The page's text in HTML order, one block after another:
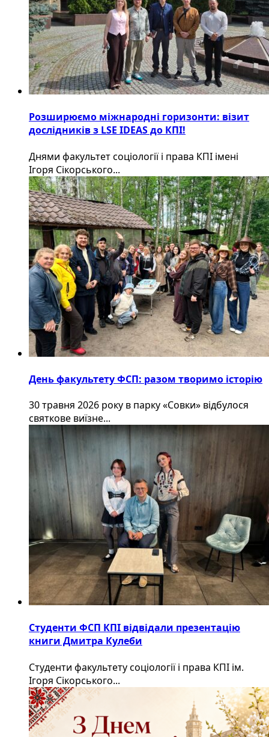
Розширюємо міжнародні горизонти: візит
дослідників з LSE IDEAS до КПІ!
Днями факультет соціології і права КПІ імені
Ігоря Сікорського...
День факультету ФСП: разом творимо історію
30 травня 2026 року в парку «Совки» відбулося
святкове виїзне...
Студенти ФСП КПІ відвідали презентацію
книги Дмитра Кулеби
Студенти факультету соціології і права КПІ ім.
Ігоря Сікорського...